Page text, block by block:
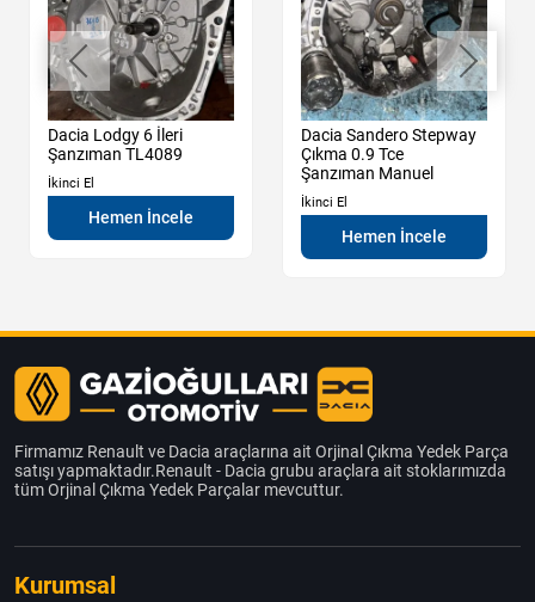
Dacia Lodgy 6 İleri
Şanzıman TL4089
İkinci El
Hemen İncele
Dacia Sandero Stepway
Çıkma 0.9 Tce
Şanzıman Manuel
İkinci El
Hemen İncele
Firmamız Renault ve Dacia araçlarına ait Orjinal Çıkma Yedek Parça
satışı yapmaktadır.Renault - Dacia grubu araçlara ait stoklarımızda
tüm Orjinal Çıkma Yedek Parçalar mevcuttur.
Kurumsal